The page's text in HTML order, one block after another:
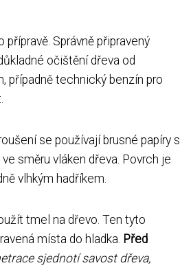
Správně připravený
očištění dřeva od
případně technický benzín pro
se používají brusné papíry s
směru vláken dřeva. Povrch je
vlhkým hadříkem.
tmel na dřevo. Ten tyto
místa do hladka. Před
sjednotí savost dřeva,